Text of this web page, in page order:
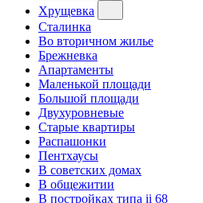
Хрущевка
Сталинка
Во вторичном жилье
Брежневка
Апартаменты
Маленькой площади
Большой площади
Двухуровневые
Старые квартиры
Распашонки
Пентхаусы
В советских домах
В общежитии
В постройках типа ii 68